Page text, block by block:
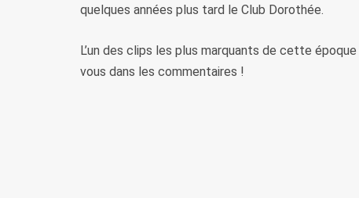
quelques années plus tard le Club Dorothée.
L’un des clips les plus marquants de cette
vous dans les commentaires !